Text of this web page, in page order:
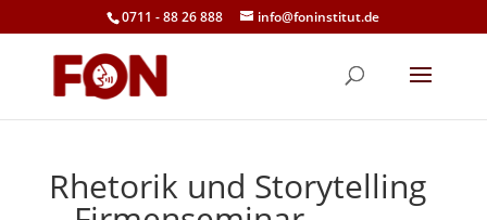
0711 - 88 26 888 info@foninstitut.de
Rhetorik und Storytelling